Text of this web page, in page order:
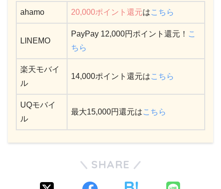
ahamo 20,000ポイント還元はこちら
LINEMO
PayPay 12,000円ポイント還元！ こ
ちら
楽天モバイ
ル
14,000ポイント還元はこちら
UQモバイ
ル
最大15,000円還元はこちら
SHARE